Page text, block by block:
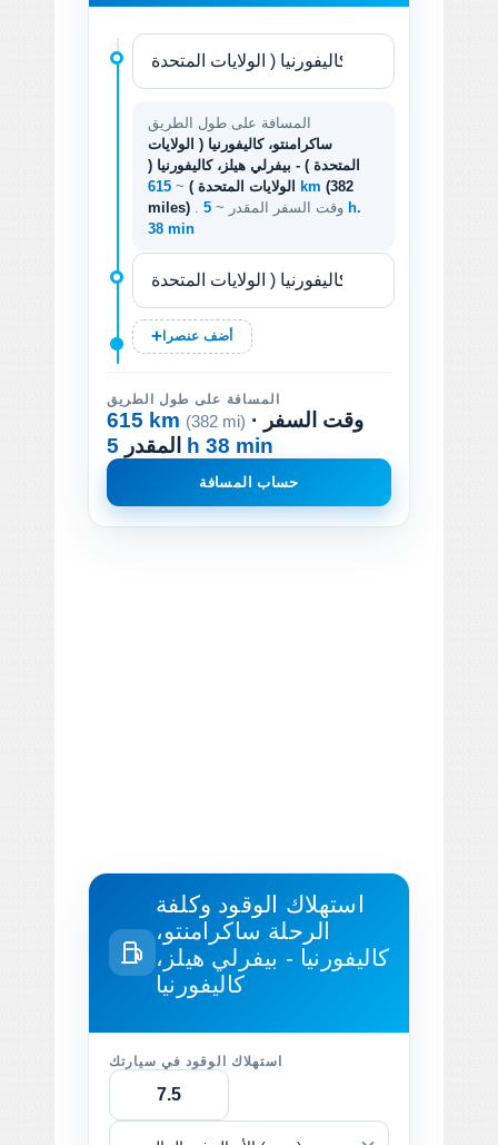
المسافة على طول الطريق
ساكرامنتو، كاليفورنيا ( الولايات
المتحدة ) - بيفرلي هيلز، كاليفورنيا (
الولايات المتحدة ) ~ 615 km (382
miles)
. وقت السفر المقدر ~ 5 h.
38 min
أضف عنصرا
المسافة على طول الطريق
615 km (382 mi) · وقت السفر
المقدر 5 h 38 min
حساب المسافة
استهلاك الوقود وكلفة
الرحلة ساكرامنتو،
كاليفورنيا - بيفرلي هيلز،
كاليفورنيا
استهلاك الوقود في سيارتك